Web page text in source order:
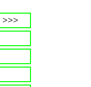
>>>